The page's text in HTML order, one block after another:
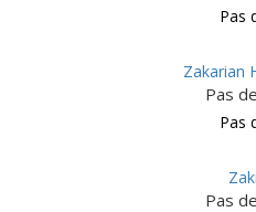
Pas
Zakarian
Pas
Pas
Pas